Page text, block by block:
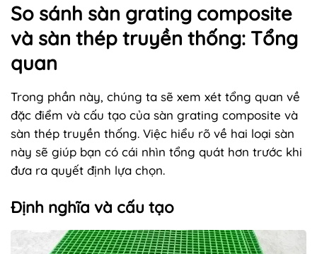
So sánh sàn grating composite
và sàn thép truyền thống: Tổng
quan
Trong phần này, chúng ta sẽ xem xét tổng quan về
đặc điểm và cấu tạo của sàn grating composite và
sàn thép truyền thống. Việc hiểu rõ về hai loại sàn
này sẽ giúp bạn có cái nhìn tổng quát hơn trước khi
đưa ra quyết định lựa chọn.
Định nghĩa và cấu tạo